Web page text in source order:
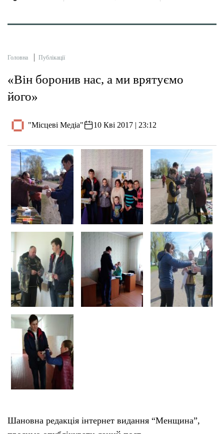
Головна Публікації
«Він боронив нас, а ми врятуємо
його»
"Місцеві Медіа" 10 Кві 2017 | 23:12
Шановна редакція інтернет видання “Менщина”,